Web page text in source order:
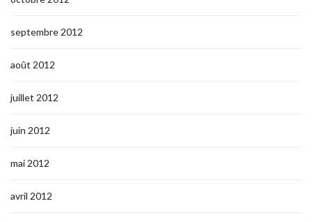
septembre 2012
août 2012
juillet 2012
juin 2012
mai 2012
avril 2012